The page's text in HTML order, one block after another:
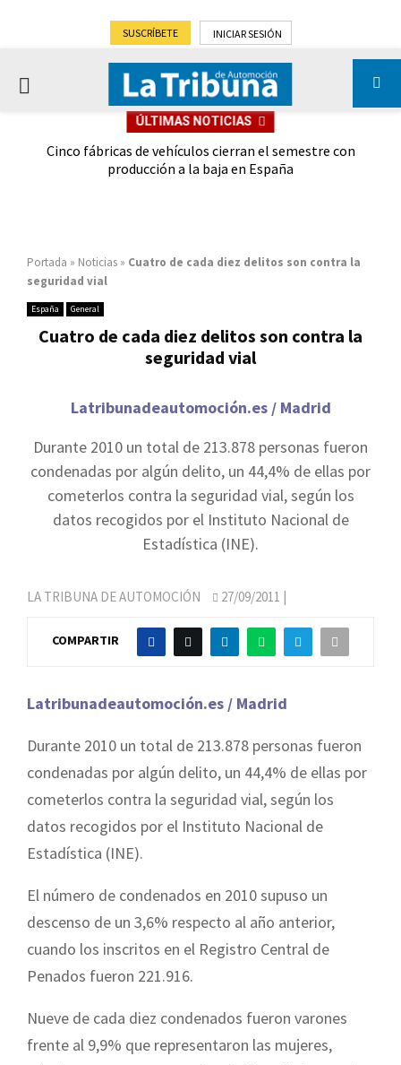
SUSCRÍBETE INICIAR SESIÓN
PRIMARY
ÚLTIMAS NOTICIAS
Cinco fábricas de vehículos cierran el semestre con
producción a la baja en España
Portada » Noticias » Cuatro de cada diez delitos son contra la
seguridad vial
España General
Cuatro de cada diez delitos son contra la
seguridad vial
Latribunadeautomoción.es / Madrid
Durante 2010 un total de 213.878 personas fueron
condenadas por algún delito, un 44,4% de ellas por
cometerlos contra la seguridad vial, según los
datos recogidos por el Instituto Nacional de
Estadística (INE).
LA TRIBUNA DE AUTOMOCIÓN 27/09/2011 |
COMPARTIR
Latribunadeautomoción.es / Madrid
Durante 2010 un total de 213.878 personas fueron
condenadas por algún delito, un 44,4% de ellas por
cometerlos contra la seguridad vial, según los
datos recogidos por el Instituto Nacional de
Estadística (INE).
El número de condenados en 2010 supuso un
descenso de un 3,6% respecto al año anterior,
cuando los inscritos en el Registro Central de
Penados fueron 221.916.
Nueve de cada diez condenados fueron varones
frente al 9,9% que representaron las mujeres,